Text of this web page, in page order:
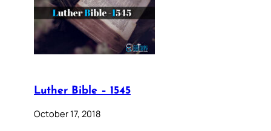
Luther Bible – 1545
October 17, 2018